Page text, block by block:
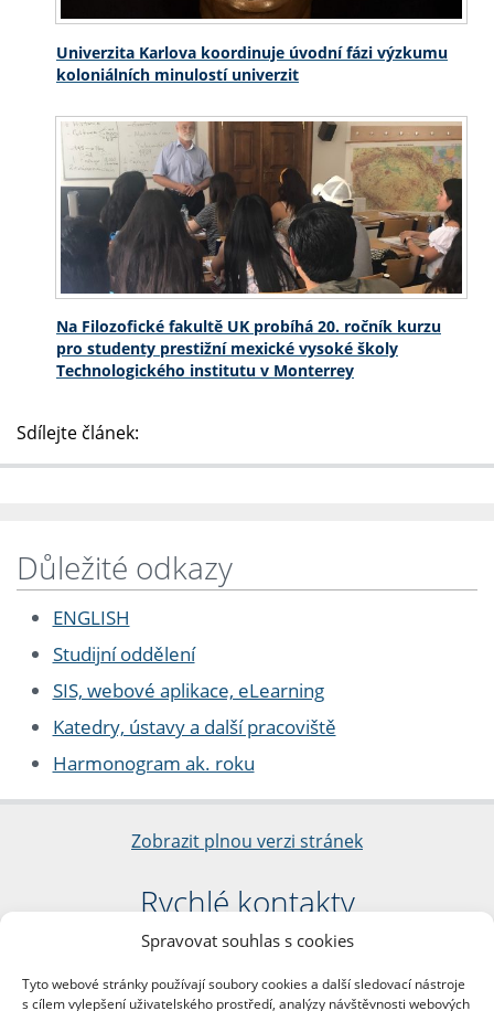
Spravovat souhlas s cookies
Tyto webové stránky používají soubory cookies a další sledovací nástroje
s cílem vylepšení uživatelského prostředí, analýzy návštěvnosti webových
Univerzita Karlova koordinuje úvodní fázi výzkumu
koloniálních minulostí univerzit
Na Filozofické fakultě UK probíhá 20. ročník kurzu
pro studenty prestižní mexické vysoké školy
Technologického institutu v Monterrey
Sdílejte článek:
Důležité odkazy
ENGLISH
Studijní oddělení
SIS, webové aplikace, eLearning
Katedry, ústavy a další pracoviště
Harmonogram ak. roku
Zobrazit plnou verzi stránek
Rychlé kontakty
Filozofická fakulta
nám. Jana Palacha 1/2